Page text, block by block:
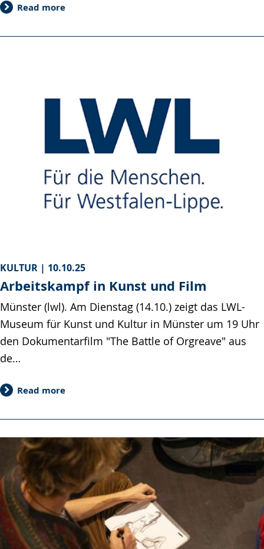
Read more
KULTUR | 10.10.25
Arbeitskampf in Kunst und Film
Münster (lwl). Am Dienstag (14.10.) zeigt das LWL-
Museum für Kunst und Kultur in Münster um 19 Uhr
den Dokumentarfilm "The Battle of Orgreave" aus
de…
Read more